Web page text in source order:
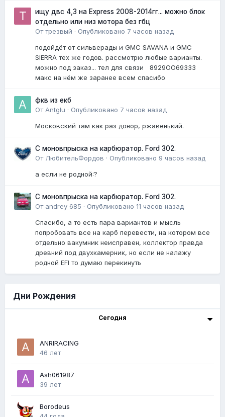
ищу двс 4,3 на Express 2008-2014гг... можно блок
отдельно или низ мотора без гбц
Оттрезвый · Опубликовано 7 часов назад
подойдёт от сильверады и GMC SAVANA и GMC
SIERRA тех же годов. рассмотрю любые варианты.
можно под заказ... тел для связи 8929ОО69ЗЗЗ
макс на нём же заранее всем спасибо
фкв из екб
От Antglu · Опубликовано 7 часов назад
Московский там как раз донор, ржавенький.
С моновпрыска на карбюратор. Ford 302.
От ЛюбительФордов · Опубликовано 9 часов назад
а если не родной:?
С моновпрыска на карбюратор. Ford 302.
От andrey_685 · Опубликовано 11 часов назад
Спасибо, а то есть пара вариантов и мысль
попробовать все на карб перевести, на котором все
отдельно вакумник неисправен, коллектор правда
древний под двухкамерник, но если не налажу
родной EFI то думаю перекинуть
Дни Рождения
Сегодня
ANRIRACING
46 лет
Ash061987
39 лет
Borodeus